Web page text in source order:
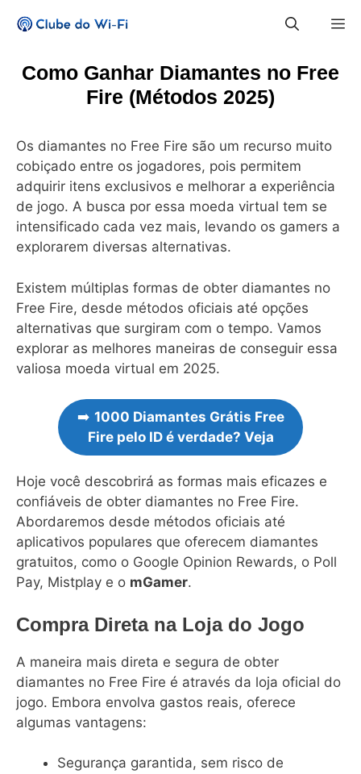
para
conteúdo
Como Ganhar Diamantes no Free
Fire (Métodos 2025)
Os diamantes no Free Fire são um recurso muito
cobiçado entre os jogadores, pois permitem
adquirir itens exclusivos e melhorar a experiência
de jogo. A busca por essa moeda virtual tem se
intensificado cada vez mais, levando os gamers a
explorarem diversas alternativas.
Existem múltiplas formas de obter diamantes no
Free Fire, desde métodos oficiais até opções
alternativas que surgiram com o tempo. Vamos
explorar as melhores maneiras de conseguir essa
valiosa moeda virtual em 2025.
➡️ 1000 Diamantes Grátis Free
Fire pelo ID é verdade? Veja
Hoje você descobrirá as formas mais eficazes e
confiáveis de obter diamantes no Free Fire.
Abordaremos desde métodos oficiais até
aplicativos populares que oferecem diamantes
gratuitos, como o Google Opinion Rewards, o Poll
Pay, Mistplay e o mGamer.
Compra Direta na Loja do Jogo
A maneira mais direta e segura de obter
diamantes no Free Fire é através da loja oficial do
jogo. Embora envolva gastos reais, oferece
algumas vantagens:
Segurança garantida, sem risco de